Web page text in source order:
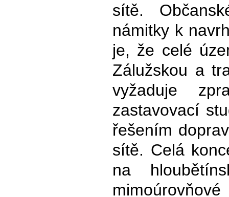
sítě.
námitky k
je, že celé
Zálužskou a
vyžaduje
zastavovací
řešením
sítě. Celá
na